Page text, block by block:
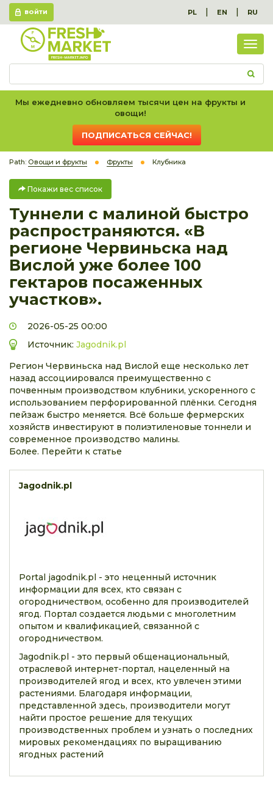
ВОЙТИ PL | EN | RU
вес
Мы ежедневно обновляем тысячи цен на фрукты и
овощи!
ПОДПИСАТЬСЯ СЕЙЧАС!
Path: Овощи и фрукты Фрукты Клубника
Покажи вес список
Туннели с малиной быстро
распространяются. «В
регионе Червиньска над
Вислой уже более 100
гектаров посаженных
участков».
2026-05-25 00:00
Источник: Jagodnik.pl
Регион Червиньска над Вислой еще несколько лет
назад ассоциировался преимущественно с
почвенным производством клубники, ускоренного с
использованием перфорированной плёнки. Сегодня
пейзаж быстро меняется. Всё больше фермерских
хозяйств инвестируют в полиэтиленовые тоннели и
современное производство малины.
Более. Перейти к статье
Jagodnik.pl
Portal jagodnik.pl - это неценный источник
информации для всех, кто связан с
огородничеством, особенно для производителей
ягод. Портал создается людьми с многолетним
опытом и квалификацией, связанной с
огородничеством.
Jagodnik.pl - это первый общенациональный,
отраслевой интернет-портал, нацеленный на
производителей ягод и всех, кто увлечен этими
растениями. Благодаря информации,
представленной здесь, производители могут
найти простое решение для текущих
производственных проблем и узнать о последних
мировых рекомендациях по выращиванию
ягодных растений